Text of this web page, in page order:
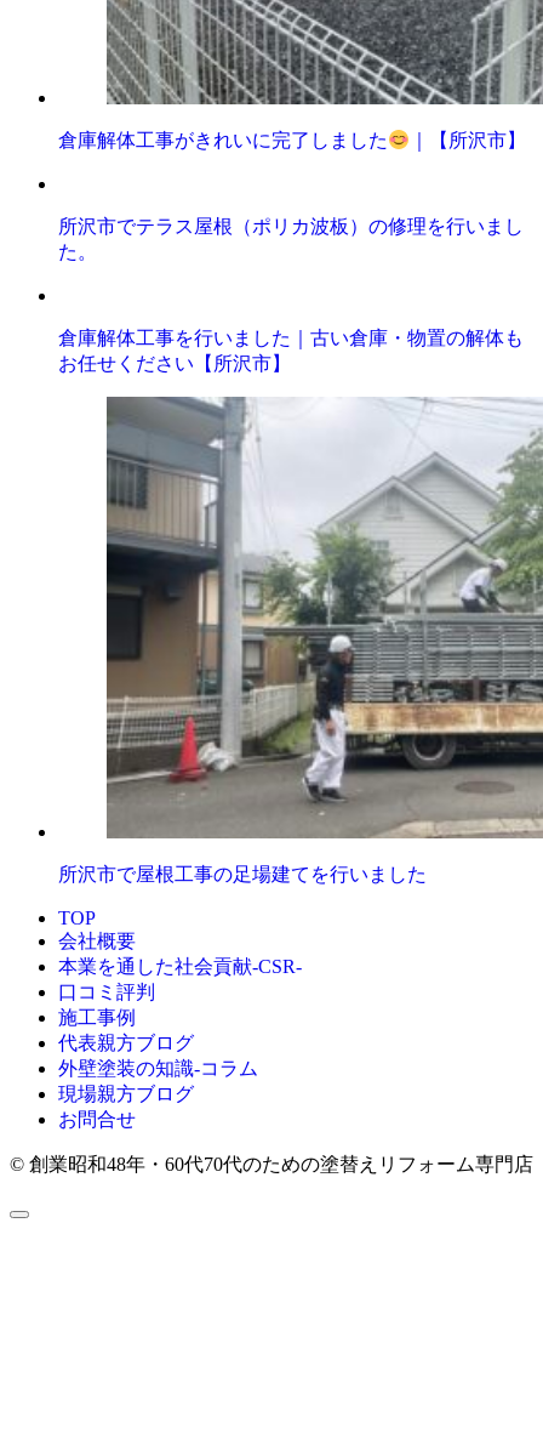
倉庫解体工事がきれいに完了しました ｜【所沢市】
所沢市でテラス屋根（ポリカ波板）の修理を行いまし
た。
倉庫解体工事を行いました｜古い倉庫・物置の解体も
お任せください【所沢市】
所沢市で屋根工事の足場建てを行いました
TOP
会社概要
本業を通した社会貢献-CSR-
口コミ評判
施工事例
代表親方ブログ
外壁塗装の知識‐コラム
現場親方ブログ
お問合せ
© 創業昭和48年・60代70代のための塗替えリフォーム専門店